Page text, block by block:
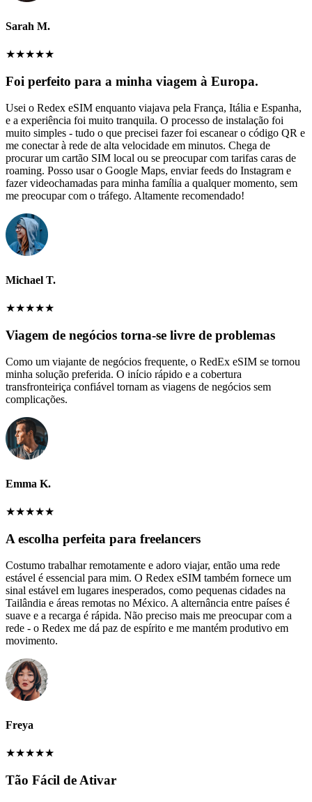
Sarah M.
★★★★★
Foi perfeito para a minha viagem à Europa.
Usei o Redex eSIM enquanto viajava pela França, Itália e Espanha,
e a experiência foi muito tranquila. O processo de instalação foi
muito simples - tudo o que precisei fazer foi escanear o código QR e
me conectar à rede de alta velocidade em minutos. Chega de
procurar um cartão SIM local ou se preocupar com tarifas caras de
roaming. Posso usar o Google Maps, enviar feeds do Instagram e
fazer videochamadas para minha família a qualquer momento, sem
me preocupar com o tráfego. Altamente recomendado!
Michael T.
★★★★★
Viagem de negócios torna-se livre de problemas
Como um viajante de negócios frequente, o RedEx eSIM se tornou
minha solução preferida. O início rápido e a cobertura
transfronteiriça confiável tornam as viagens de negócios sem
complicações.
Emma K.
★★★★★
A escolha perfeita para freelancers
Costumo trabalhar remotamente e adoro viajar, então uma rede
estável é essencial para mim. O Redex eSIM também fornece um
sinal estável em lugares inesperados, como pequenas cidades na
Tailândia e áreas remotas no México. A alternância entre países é
suave e a recarga é rápida. Não preciso mais me preocupar com a
rede - o Redex me dá paz de espírito e me mantém produtivo em
movimento.
Freya
★★★★★
Tão Fácil de Ativar